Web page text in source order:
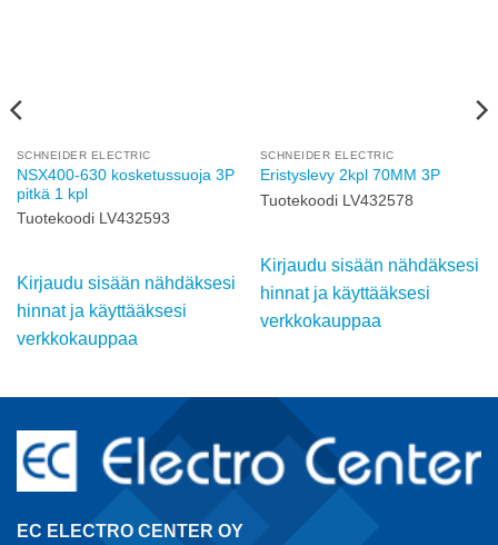
SCHNEIDER ELECTRIC
NSX400-630 kosketussuoja 3P
pitkä 1 kpl
Tuotekoodi LV432593
Kirjaudu sisään nähdäksesi
hinnat ja käyttääksesi
verkkokauppaa
SCHNEIDER ELECTRIC
Eristyslevy 2kpl 70MM 3P
Tuotekoodi LV432578
Kirjaudu sisään nähdäksesi
hinnat ja käyttääksesi
verkkokauppaa
EC ELECTRO CENTER OY